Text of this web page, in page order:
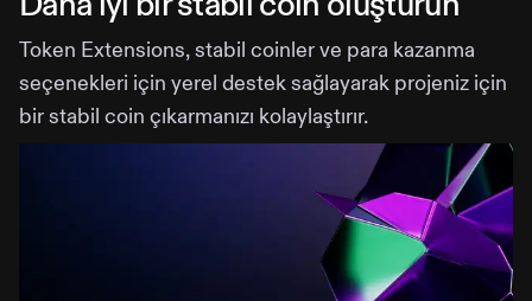
Token Extensions, stabil coinler ve para kazanma
seçenekleri için yerel destek sağlayarak projeniz için
bir stabil coin çıkarmanızı kolaylaştırır.